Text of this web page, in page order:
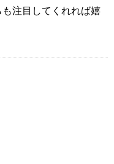
注目してくれれば嬉